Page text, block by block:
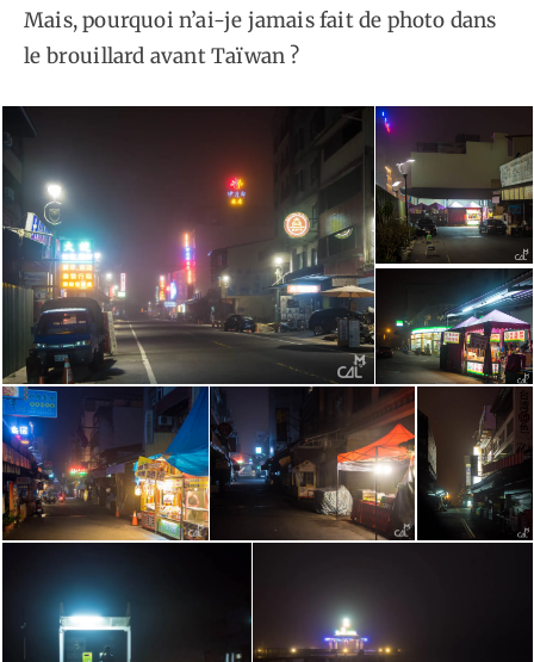
Mais, pourquoi n’ai-je jamais fait de photo dans
le brouillard avant Taïwan ?